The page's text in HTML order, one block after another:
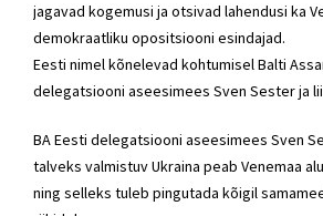
jagavad kogemusi ja otsivad lahendusi ka
demokraatliku opositsiooni esindajad.
Eesti nimel kõnelevad kohtumisel Balti
delegatsiooni aseesimees Sven Sesterja
BA Eesti delegatsiooni aseesimees Sven
talveks valmistuv Ukraina peab Venemaa
ning selleks tuleb pingutada kõigil